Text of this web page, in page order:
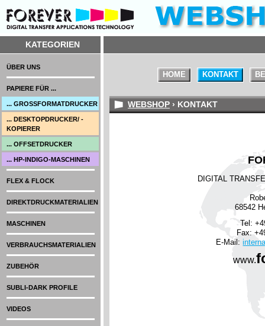
KATEGORIEN
HOME KONTAKT
WEBSHOP › KONTAKT
DIGITAL
68542
Tel:
Fax:
E-Mail:
www.
ÜBER UNS
PAPIERE FÜR ...
... GROSSFORMATDRUCKER
... DESKTOPDRUCKER/ -
KOPIERER
... OFFSETDRUCKER
... HP-INDIGO-MASCHINEN
FLEX & FLOCK
DIREKTDRUCKMATERIALIEN
MASCHINEN
VERBRAUCHSMATERIALIEN
ZUBEHÖR
SUBLI-DARK PROFILE
VIDEOS